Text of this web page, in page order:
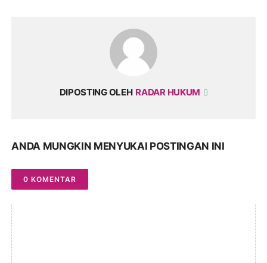
DIPOSTING OLEH RADAR HUKUM
ANDA MUNGKIN MENYUKAI POSTINGAN INI
0 KOMENTAR